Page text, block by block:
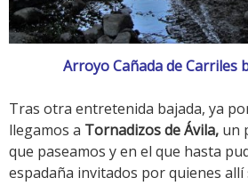
Arroyo Cañada de Carriles
Tras otra entretenida bajada, ya
llegamos a Tornadizos de Ávila, un
que paseamos y en el que hasta
espadaña invitados por quienes allí